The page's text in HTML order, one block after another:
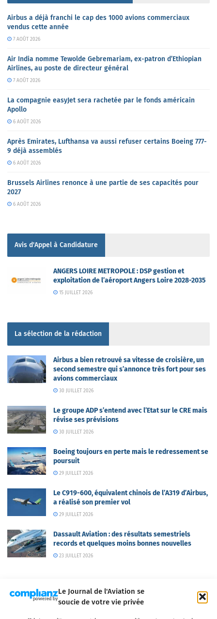
Le Journal de l'Aviation se
soucie de votre vie privée
Airbus a déjà franchi le cap des 1000 avions commerciaux
vendus cette année
7 AOÛT 2026
Air India nomme Tewolde Gebremariam, ex-patron d’Ethiopian
Airlines, au poste de directeur général
7 AOÛT 2026
La compagnie easyJet sera rachetée par le fonds américain
Apollo
6 AOÛT 2026
Après Emirates, Lufthansa va aussi refuser certains Boeing 777-
9 déjà assemblés
6 AOÛT 2026
Brussels Airlines renonce à une partie de ses capacités pour
2027
6 AOÛT 2026
Avis d'Appel à Candidature
ANGERS LOIRE METROPOLE : DSP gestion et
exploitation de l’aéroport Angers Loire 2028-2035
15 JUILLET 2026
La sélection de la rédaction
Airbus a bien retrouvé sa vitesse de croisière, un
second semestre qui s’annonce très fort pour ses
avions commerciaux
30 JUILLET 2026
Le groupe ADP s’entend avec l’Etat sur le CRE mais
révise ses prévisions
30 JUILLET 2026
Boeing toujours en perte mais le redressement se
poursuit
29 JUILLET 2026
Le C919-600, équivalent chinois de l’A319 d’Airbus,
a réalisé son premier vol
29 JUILLET 2026
Dassault Aviation : des résultats semestriels
records et quelques moins bonnes nouvelles
23 JUILLET 2026